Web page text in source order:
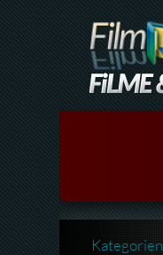
Kategorien